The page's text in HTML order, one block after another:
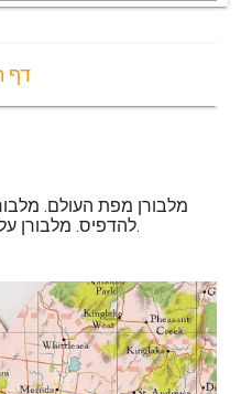
דף
מלבורן מפת העולם.
להדפיס. מלבורן על המפה (אוסטרליה) להורדה.